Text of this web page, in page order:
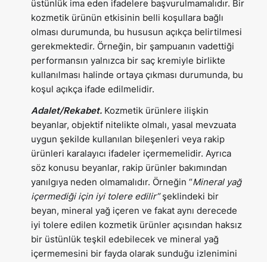
üstünlük ima eden ifadelere başvurulmamalıdır. Bir
kozmetik ürünün etkisinin belli koşullara bağlı
olması durumunda, bu hususun açıkça belirtilmesi
gerekmektedir. Örneğin, bir şampuanın vadettiği
performansın yalnızca bir saç kremiyle birlikte
kullanılması halinde ortaya çıkması durumunda, bu
koşul açıkça ifade edilmelidir.
Adalet/Rekabet. Kozmetik ürünlere ilişkin
beyanlar, objektif nitelikte olmalı, yasal mevzuata
uygun şekilde kullanılan bileşenleri veya rakip
ürünleri karalayıcı ifadeler içermemelidir. Ayrıca
söz konusu beyanlar, rakip ürünler bakımından
yanılgıya neden olmamalıdır. Örneğin “Mineral yağ
içermediği için iyi tolere edilir”şeklindeki bir
beyan, mineral yağ içeren ve fakat aynı derecede
iyi tolere edilen kozmetik ürünler açısından haksız
bir üstünlük teşkil edebilecek ve mineral yağ
içermemesini bir fayda olarak sunduğu izlenimini